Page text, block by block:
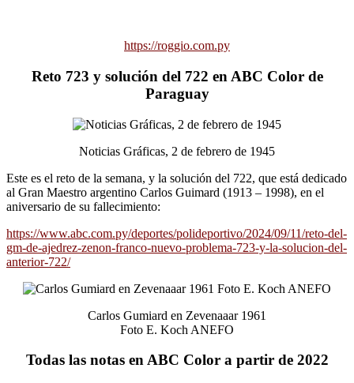
https://roggio.com.py
Reto 723 y solución del 722 en ABC Color de
Paraguay
Noticias Gráficas, 2 de febrero de 1945
Este es el reto de la semana, y la solución del 722, que está dedicado
al Gran Maestro argentino Carlos Guimard (1913 – 1998), en el
aniversario de su fallecimiento:
https://www.abc.com.py/deportes/polideportivo/2024/09/11/reto-del-
gm-de-ajedrez-zenon-franco-nuevo-problema-723-y-la-solucion-del-
anterior-722/
Carlos Gumiard en Zevenaaar 1961
Foto E. Koch ANEFO
Todas las notas en ABC Color a partir de 2022